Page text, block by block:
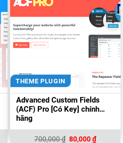
THEME PLUGIN
Advanced Custom Fields
(ACF) Pro [Có Key] chính
hãng
700,000₫ Giá
80,000₫Giá